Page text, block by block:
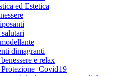
ed Estetica
dimagranti
e relax